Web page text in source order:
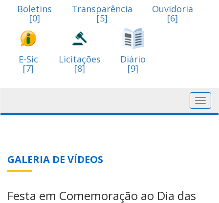
Boletins
[0]
Transparência
[5]
Ouvidoria
[6]
E-Sic
[7]
Licitações
[8]
Diário
[9]
GALERIA DE VÍDEOS
Festa em Comemoração ao Dia das